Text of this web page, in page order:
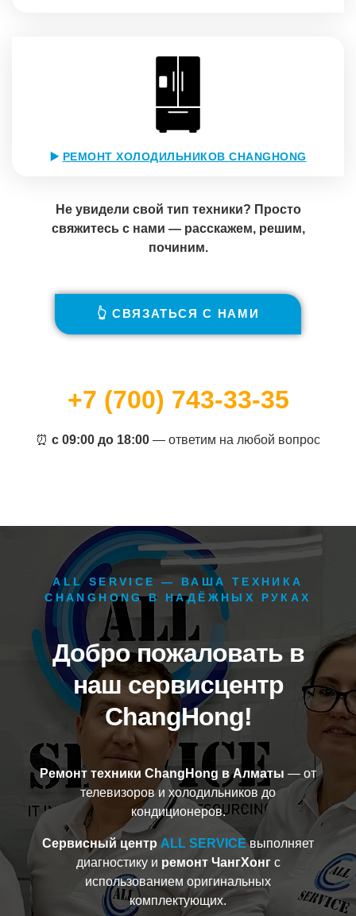
▶️ РЕМОНТ ХОЛОДИЛЬНИКОВ CHANGHONG
Не увидели свой тип техники? Просто
свяжитесь с нами — расскажем, решим,
починим.
👆 СВЯЗАТЬСЯ С НАМИ
+7 (700) 743-33-35
⏰ с 09:00 до 18:00 — ответим на любой вопрос
ALL SERVICE — ВАША ТЕХНИКА
CHANGHONG В НАДЁЖНЫХ РУКАХ
Добро пожаловать в
наш сервисцентр
ChangHong!
Ремонт техники ChangHong в Алматы — от
телевизоров и холодильников до
кондиционеров.
Сервисный центр ALL SERVICEвыполняет
диагностику и ремонт ЧангХонгс
использованием оригинальных
комплектующих.